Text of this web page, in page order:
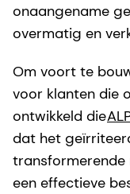
onaangename
overmatig en
Om voort te
voor klanten die
ontwikkeld die
dat het
transformerende
een effectieve